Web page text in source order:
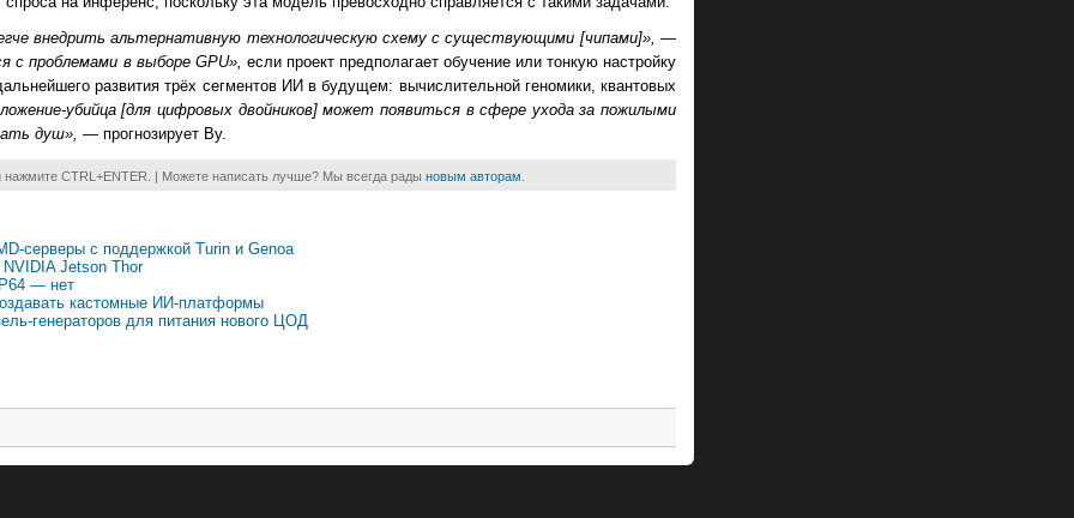
внедрить альтернативную технологическую схему с существующими [чипами]», —
с проблемами в выборе GPU», если проект предполагает обучение или тонкую настройку
развития трёх сегментов ИИ в будущем: вычислительной геномики, квантовых
убийца [для цифровых двойников] может появиться в сфере ухода за пожилыми
душ», — прогнозирует Ву.
CTRL+ENTER. | Можете написать лучше? Мы всегда рады новым авторам
серверы с поддержкой Turin и Genoa
Jetson Thor
— нет
кастомные ИИ-платформы
генераторов для питания нового ЦОД